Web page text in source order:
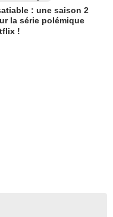
: une saison 2
la série polémique
!